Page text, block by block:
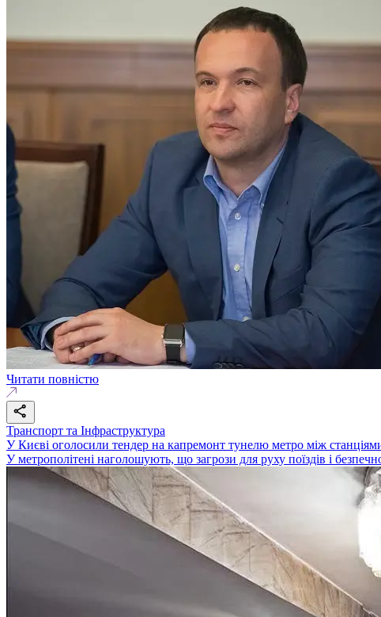
Читати повністю
Транспорт та Інфраструктура
У Києві оголосили тендер на капремонт тунелю метро між
У метрополітені наголошують, що загрози для руху поїздів і